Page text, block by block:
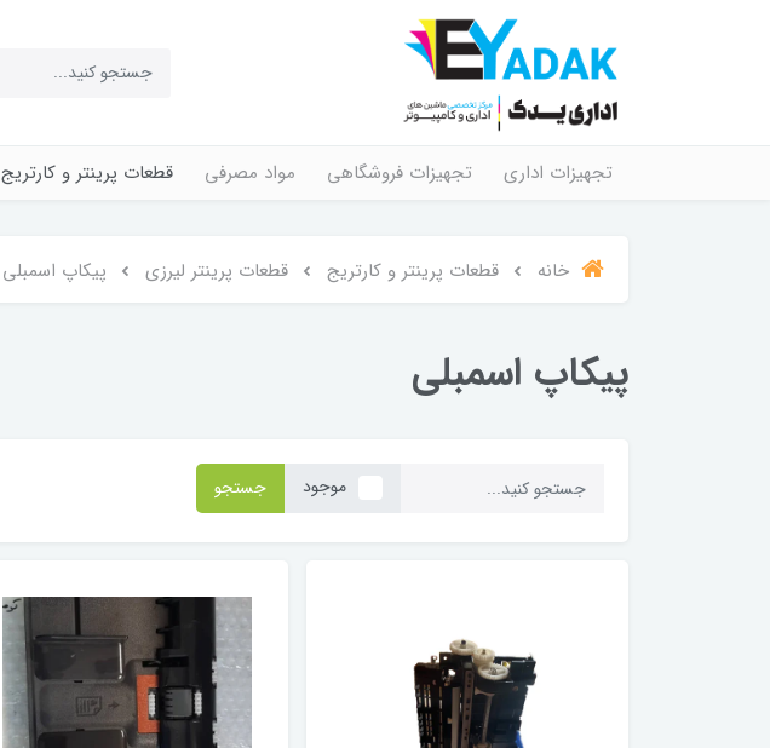
تجهیزات اداری تجهیزات فروشگاهی مواد مصرفی قطعات پرینتر و کارتریج
خانه قطعات پرینتر و کارتریج قطعات پرینتر لیرزی پیکاپ اسمبلی
پیکاپ اسمبلی
موجود جستجو